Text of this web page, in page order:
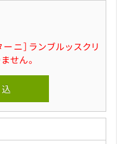
ーニ］ランブルッスクリ
せん。